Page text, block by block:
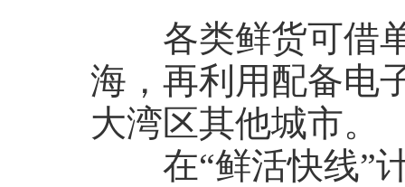
各类鲜货可借单
海，再利用配备电
大湾区其他城市。
在“鲜活快线”计